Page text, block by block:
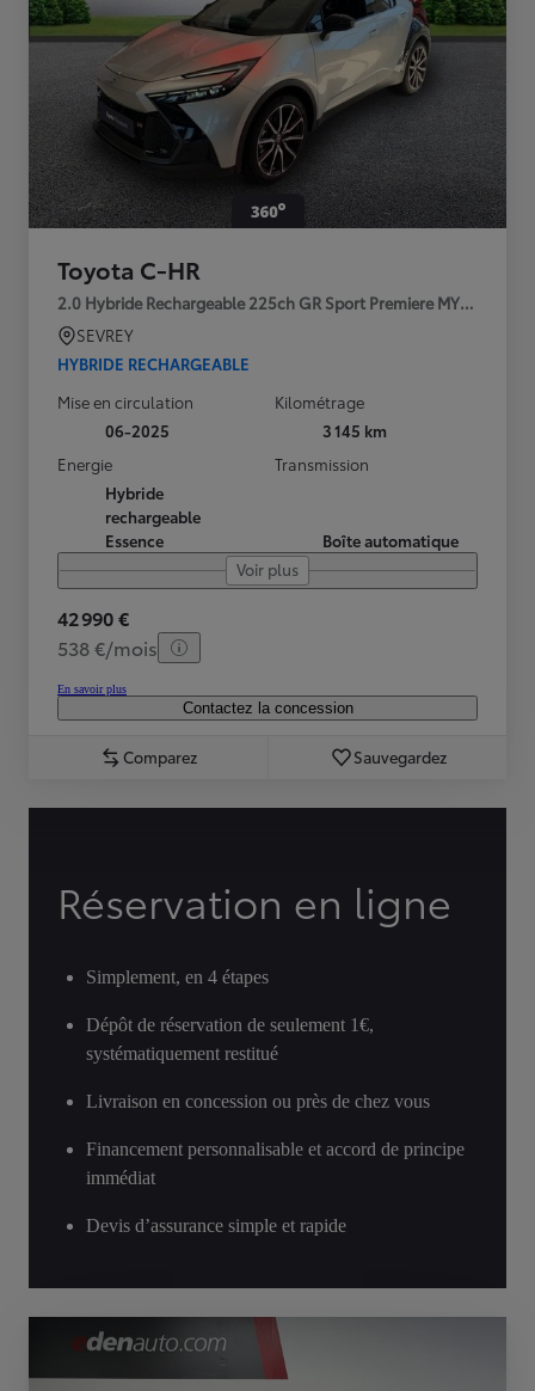
Toyota C-HR
2.0 Hybride Rechargeable 225ch GR Sport Premiere MY25
SEVREY
HYBRIDE RECHARGEABLE
Mise en circulation
06-2025
Kilométrage
3 145 km
Energie
Hybride
rechargeable
Essence
Transmission
Boîte automatique
Voir plus
42 990 €
538 €/mois
En savoir plus
Contactez la concession
Comparez Sauvegardez
Réservation en ligne
Simplement, en 4 étapes
Dépôt de réservation de seulement 1€,
systématiquement restitué
Livraison en concession ou près de chez vous
Financement personnalisable et accord de principe
immédiat
Devis d’assurance simple et rapide